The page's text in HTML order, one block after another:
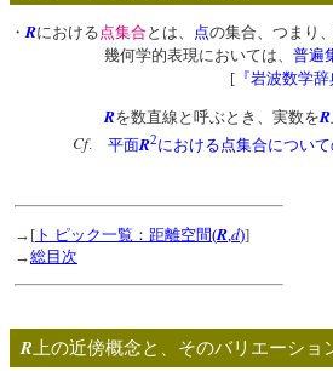
・Rにおける点集合とは、 点の集合、つまり
幾何学的表現においては、 普遍
[ 『岩波数学辞
Rを数直線と呼ぶとき、実数をR
Cf. 平面R2における点集合につい
→[ ト ピック一覧：距離空間(R,d)]
→総目次
R上の近傍概念と、そのバリエーショ